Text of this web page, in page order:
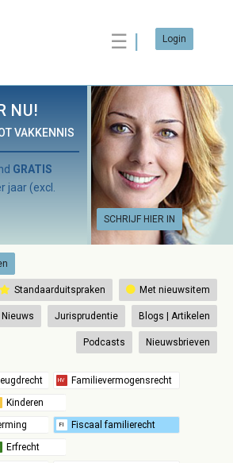
☰ Login
NU!
VAKKENNIS
SCHRIJF HIER IN
GRATIS
jaar (excl.
Standaarduitspraken Met nieuwsitem
Nieuws Jurisprudentie Blogs | Artikelen
Podcasts Nieuwsbrieven